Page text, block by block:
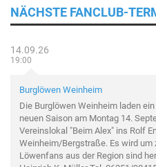
NÄCHSTE FANCLUB-
14.09.26
19:00
Burglöwen Weinheim
Die Burglöwen Weinheim laden
neuen Saison am Montag 14.
Vereinslokal "Beim Alex" ins Rolf
Weinheim/Bergstraße. Es wird um
Löwenfans aus der Region sind